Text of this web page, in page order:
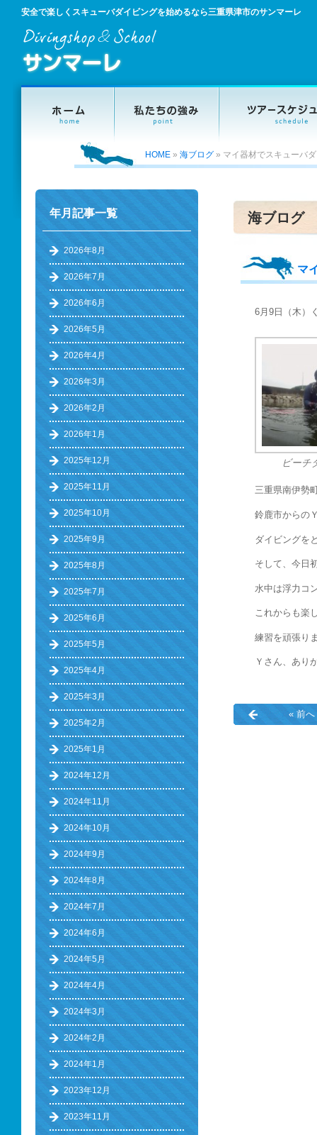
安全で楽しくスキューバダイビングを始めるなら三重県津市のサンマーレ
HOME » 海ブログ » マイ器材でスキューバ
海ブログ
マ
6月9日（木）
ビーチ
三重県南伊勢
鈴鹿市からの
ダイビングを
そして、今日
水中は浮力コ
これからも楽
練習を頑張り
Ｙさん、あり
« 前へ
年月記事一覧
2026年8月
2026年7月
2026年6月
2026年5月
2026年4月
2026年3月
2026年2月
2026年1月
2025年12月
2025年11月
2025年10月
2025年9月
2025年8月
2025年7月
2025年6月
2025年5月
2025年4月
2025年3月
2025年2月
2025年1月
2024年12月
2024年11月
2024年10月
2024年9月
2024年8月
2024年7月
2024年6月
2024年5月
2024年4月
2024年3月
2024年2月
2024年1月
2023年12月
2023年11月